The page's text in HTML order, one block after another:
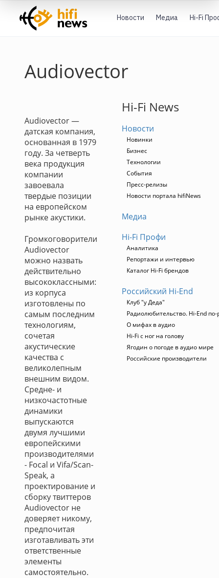
Новости Медиа Hi-Fi
Audiovector
Audiovector —
датская компания,
основанная в 1979
году. За четверть
века продукция
компании
завоевала
твердые позиции
на европейском
рынке акустики.
Громкоговорители
Audiovector
можно назвать
действительно
высококлассными:
из корпуса
изготовлены по
самым последним
технологиям,
сочетая
акустические
качества с
великолепным
внешним видом.
Средне- и
низкочастотные
динамики
выпускаются
двумя лучшими
европейскими
производителями
- Focal и Vifa/Scan-
Speak, а
проектирование и
сборку твиттеров
Audiovector не
доверяет никому,
предпочитая
изготавливать эти
ответственные
элементы
самостоятельно.
Hi-Fi News
Новости
Новинки
Бизнес
Технологии
События
Пресс-релизы
Новости портала hifiNews
Медиа
Hi-Fi Профи
Аналитика
Репортажи и интервью
Каталог Hi-Fi брендов
Российский Hi-End
Клуб "у Деда"
Радиолюбительство. Hi-End по-
О мифах в аудио
Hi-Fi с ног на голову
Ягодин о погоде в аудио мире
Российские производители